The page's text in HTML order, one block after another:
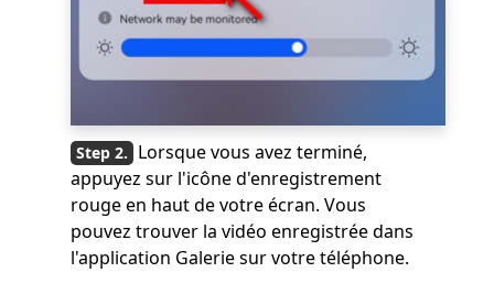
Lorsque vous avez terminé,
appuyez sur l'icône d'enregistrement
rouge en haut de votre écran. Vous
pouvez trouver la vidéo enregistrée dans
l'application Galerie sur votre téléphone.